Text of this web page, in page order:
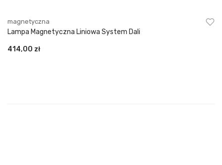
magnetyczna
Lampa Magnetyczna Liniowa System Dali
414,00 zł